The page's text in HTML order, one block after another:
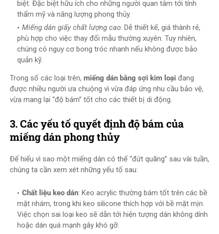
biệt. Đặc biệt hữu ích cho những người quan tâm tới tính
thẩm mỹ và năng lượng phong thủy.
Miếng dán giấy chất lượng cao: Dễ thiết kế, giá thành rẻ,
phù hợp cho việc thay đổi mẫu thường xuyên. Tuy nhiên,
chúng có nguy cơ bong tróc nhanh nếu không được bảo
quản kỹ.
Trong số các loại trên, miếng dán bằng sợi kim loại đang
được nhiều người ưa chuộng vì vừa đáp ứng nhu cầu bảo vệ,
vừa mang lại “độ bám” tốt cho các thiết bị di động.
3. Các yếu tố quyết định độ bám của
miếng dán phong thủy
Để hiểu vì sao một miếng dán có thể “đứt quãng” sau vài tuần,
chúng ta cần xem xét những yếu tố sau:
Chất liệu keo dán: Keo acrylic thường bám tốt trên các bề
mặt nhám, trong khi keo silicone thích hợp với bề mặt mịn.
Việc chọn sai loại keo sẽ dẫn tới hiện tượng dán không dính
hoặc dán quá mạnh gây khó gỡ.